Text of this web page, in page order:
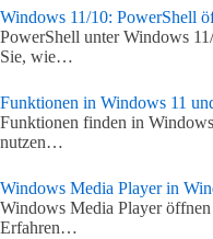
Windows 11/10: PowerShell
PowerShell unter Windows
Sie, wie…
Funktionen in Windows 11
Funktionen finden in
nutzen…
Windows Media Player in
Windows Media Player
Erfahren…